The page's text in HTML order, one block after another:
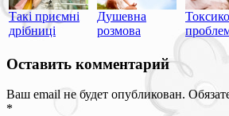
Такі приємні
дрібниці
Душевна
розмова
Оставить комментарий
Ваш email не будет опубликован.
*